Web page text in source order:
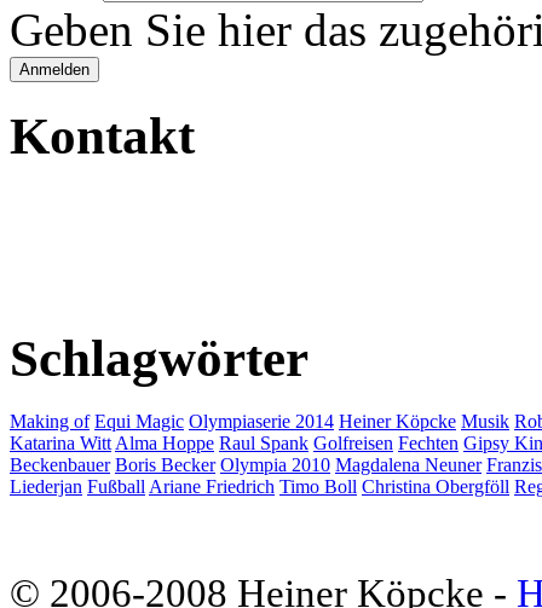
Geben Sie hier das
Kontakt
Schlagwörter
Making of Equi Magic Olympiaserie 2014 Heiner Köpcke Musik
Katarina WittAlma Hoppe Raul Spank Golfreisen Fechten Gipsy
Beckenbauer Boris Becker Olympia 2010 Magdalena Neuner
Liederjan FußballAriane Friedrich Timo Boll Christina Obergföll
© 2006-2008 Heiner Köpcke -